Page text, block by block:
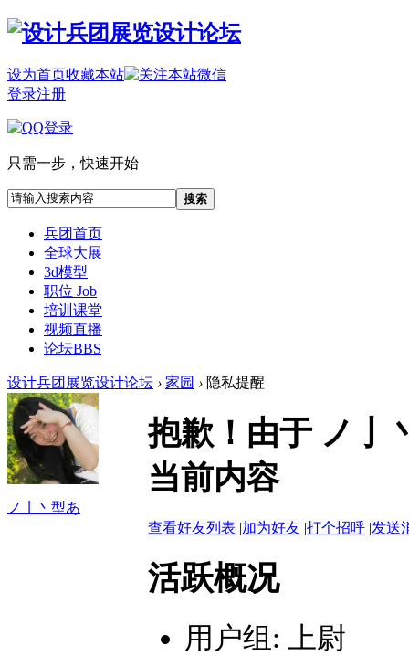
设为首页收藏本站
登录注册
只需一步，快速开始
搜索
兵团首页
全球大展
3d模型
职位 Job
培训课堂
视频直播
论坛BBS
设计兵团展览设计论坛 › 家园 › 隐私提醒
ノ亅丶型あ
抱歉！由于 ノ亅
当前内容
查看好友列表 |加为好友 |打个招呼 |发送
活跃概况
用户组: 上尉